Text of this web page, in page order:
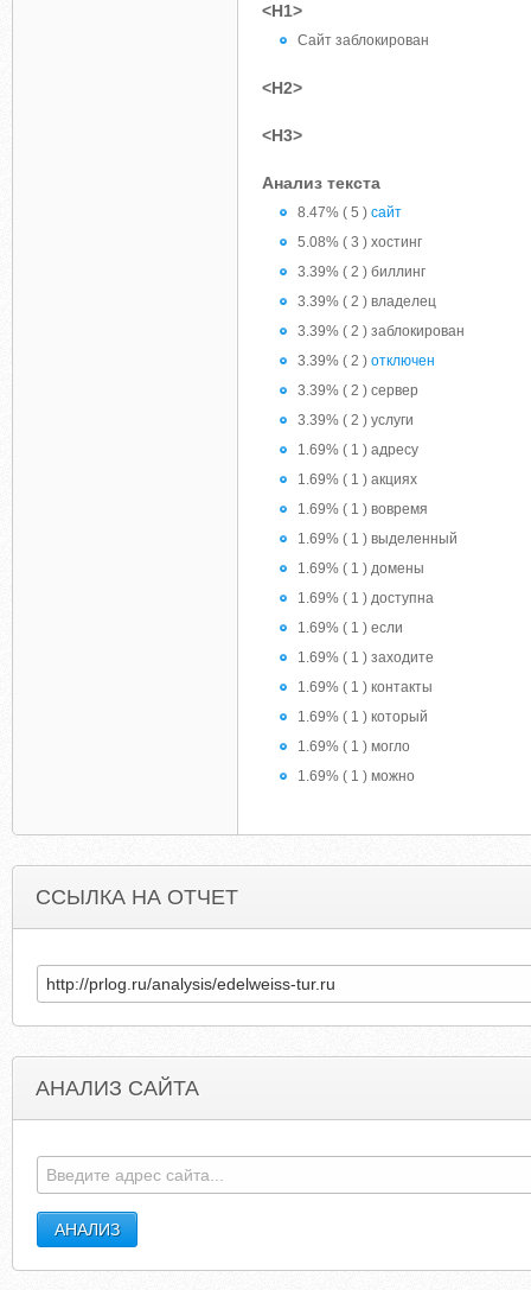
<H1>
Сайт заблокирован
<H2>
<H3>
Анализ текста
8.47% ( 5 ) сайт
5.08% ( 3 ) хостинг
3.39% ( 2 ) биллинг
3.39% ( 2 ) владелец
3.39% ( 2 ) заблокирован
3.39% ( 2 ) отключен
3.39% ( 2 ) сервер
3.39% ( 2 ) услуги
1.69% ( 1 ) адресу
1.69% ( 1 ) акциях
1.69% ( 1 ) вовремя
1.69% ( 1 ) выделенный
1.69% ( 1 ) домены
1.69% ( 1 ) доступна
1.69% ( 1 ) если
1.69% ( 1 ) заходите
1.69% ( 1 ) контакты
1.69% ( 1 ) который
1.69% ( 1 ) могло
1.69% ( 1 ) можно
ССЫЛКА НА ОТЧЕТ
АНАЛИЗ САЙТА